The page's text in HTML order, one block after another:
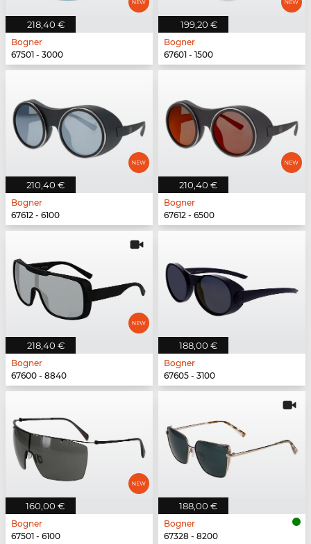
218,40 €
Bogner
67501 - 3000
199,20 €
Bogner
67601 - 1500
210,40 €
Bogner
67612 - 6100
210,40 €
Bogner
67612 - 6500
218,40 €
Bogner
67600 - 8840
188,00 €
Bogner
67605 - 3100
160,00 €
Bogner
67501 - 6100
188,00 €
Bogner
67328 - 8200